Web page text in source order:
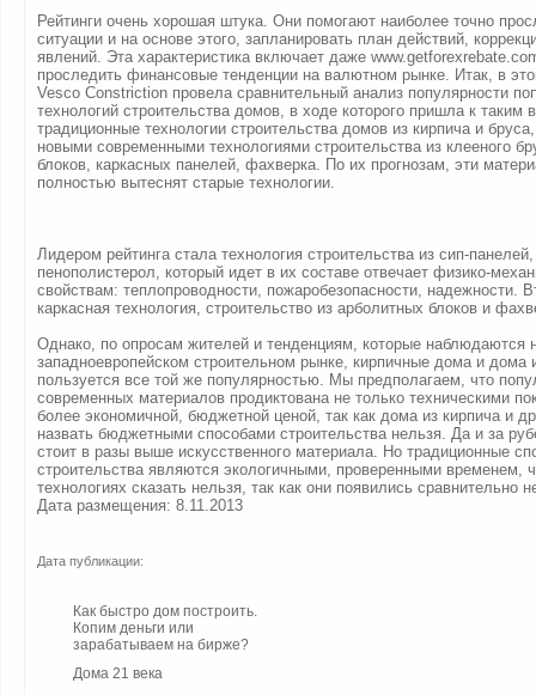
Рейтинги очень хорошая штука. Они помогают наиболее точно
ситуации и на основе этого, запланировать план действий,
явлений. Эта характеристика включает даже
проследить финансовые тенденции на валютном рынке. Итак, в
Vesco Constriction провела сравнительный анализ популярности
технологий строительства домов, в ходе которого пришла к таким
традиционные технологии строительства домов из кирпича и
новыми современными технологиями строительства из клееного
блоков, каркасных панелей, фахверка. По их прогнозам, эти
полностью вытеснят старые технологии.
Лидером рейтинга стала технология строительства из сип-панелей,
пенополистерол, который идет в их составе отвечает физико-
свойствам: теплопроводности, пожаробезопасности, надежности.
каркасная технология, строительство из арболитных блоков и
Однако, по опросам жителей и тенденциям, которые наблюдаются
западноевропейском строительном рынке, кирпичные дома и дома
пользуется все той же популярностью. Мы предполагаем, что
современных материалов продиктована не только техническими
более экономичной, бюджетной ценой, так как дома из кирпича и
назвать бюджетными способами строительства нельзя. Да и за
стоит в разы выше искусственного материала. Но традиционные
строительства являются экологичными, проверенными временем,
технологиях сказать нельзя, так как они появились сравнительно
Дата размещения: 8.11.2013
Дата публикации:
Как быстро дом построить.
Копим деньги или
зарабатываем на бирже?
Дома 21 века